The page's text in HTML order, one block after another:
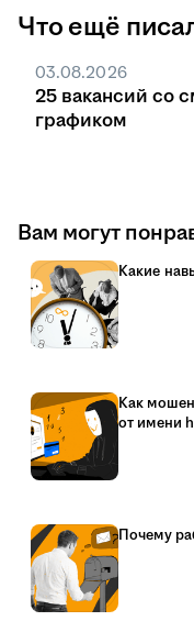
Что ещё
03.08.2026
25 вакансий со
графиком
Вам могут
Какие
Как
от имени
Почему